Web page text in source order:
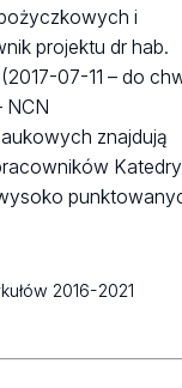
i
projektu dr hab.
07-11 – do
NCN
znajdują
2016-2021